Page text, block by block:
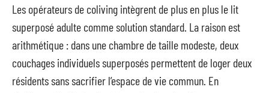
Les opérateurs de coliving intègrent de plus en plus le lit
superposé adulte comme solution standard. La raison est
arithmétique : dans une chambre de taille modeste, deux
couchages individuels superposés permettent de loger deux
résidents sans sacrifier l’espace de vie commun. En